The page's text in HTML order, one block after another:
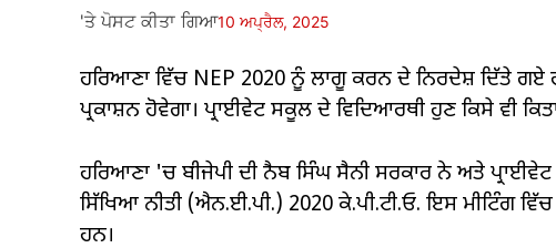
'ਤੇ ਪੋਸਟ ਕੀਤਾ ਗਿਆ10 ਅਪ੍ਰੈਲ, 2025
ਹਰਿਆਣਾ ਵਿੱਚ NEP 2020 ਨੂੰ ਲਾਗੂ ਕਰਨ ਦੇ ਨਿਰਦੇਸ਼ ਦਿੱਤੇ ਗਏ
ਪ੍ਰਕਾਸ਼ਨ ਹੋਵੇਗਾ। ਪ੍ਰਾਈਵੇਟ ਸਕੂਲ ਦੇ ਵਿਦਿਆਰਥੀ ਹੁਣ ਕਿਸੇ ਵੀ
ਹਰਿਆਣਾ 'ਚ ਬੀਜੇਪੀ ਦੀ ਨੈਬ ਸਿੰਘ ਸੈਨੀ ਸਰਕਾਰ ਨੇ ਅਤੇ
ਸਿੱਖਿਆ ਨੀਤੀ (ਐਨ.ਈ.ਪੀ.) 2020 ਕੇ.ਪੀ.ਟੀ.ਓ. ਇਸ ਮੀਟਿੰਗ
ਹਨ।